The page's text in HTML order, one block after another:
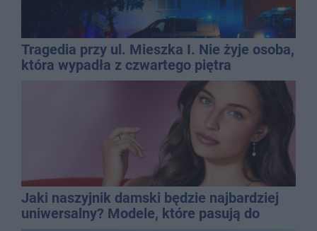
Tragedia przy ul. Mieszka I. Nie żyje osoba,
która wypadła z czwartego piętra
Jaki naszyjnik damski będzie najbardziej
uniwersalny? Modele, które pasują do